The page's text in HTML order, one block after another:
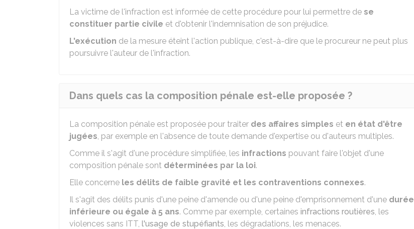
La victime de l'infraction est informée de cette procédure pour lui permettre de se
constituer partie civile et d'obtenir l'indemnisation de son préjudice.
L'exécution de la mesure éteint l'action publique, c'est-à-dire que le procureur ne peut plus
poursuivre l'auteur de l'infraction.
Dans quels cas la composition pénale est-elle proposée ?
La composition pénale est proposée pour traiter des affaires simples et en état d'être
jugées, par exemple en l'absence de toute demande d'expertise ou d'auteurs multiples.
Comme il s'agit d'une procédure simplifiée, les infractions pouvant faire l'objet d'une
composition pénale sont déterminées par la loi.
Elle concerne les délits de faible gravité et les contraventions connexes.
Il s'agit des délits punis d'une peine d'amende ou d'une peine d'emprisonnement d'une durée
inférieure ou égale à 5 ans. Comme par exemple, certaines infractions routières, les
violences sans ITT, l'usage de stupéfiants, les dégradations, les menaces.